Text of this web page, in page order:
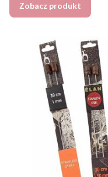
Zobacz produkt